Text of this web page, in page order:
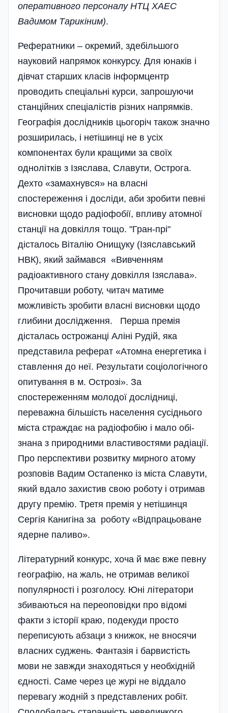
оперативного персоналу НТЦ ХАЕС
Вадимом Тарикіним).
Рефератники – окремий, здебі­льшого
науковий напрямок конкурсу. Для юнаків і
дівчат старших класів інформцентр
проводить спеціальні курси, запрошуючи
станційних спеціалістів різних напрямків.
Географія дослідників цьогоріч також значно
розширилась, і нетішинці не в усіх
компонентах були кращими за своїх
однолітків з Ізяслава, Славути, Острога.
Дехто «замахнувся» на власні
спостереження і дослі­ди, аби зробити певні
висновки щодо радіофобії, впливу атомної
станції на довкілля тощо. "Гран-прі"
дісталось Віталію Онищуку (Ізяславський
НВК), який займався «Вивченням
радіоактивного стану довкілля Ізяслава».
Прочитавши роботу, читач матиме
можливість зробити власні висновки щодо
глибини дослідження. Перша премія
дісталась острожанці Аліні Рудій, яка
представила реферат «Атомна енергетика і
ставлення до неї. Результати соці­ологічного
опитування в м. Острозі». За
спостереженням молодої до­слідниці,
переважна біль­шість населення сусіднього
міста страждає на радіофобію і мало обі­
знана з природними властивостями радіації.
Про перспективи розвитку мирного атому
розповів Вадим Остапенко із міста Славути,
який вдало захистив свою роботу і отримав
другу премію. Третя премія у нетішинця
Сергія Канигіна за роботу «Відпрацьоване
ядерне паливо».
Літературний конкурс, хоча й має вже певну
географію, на жаль, не отримав великої
популярності і розголосу. Юні літератори
збиваються на переоповідки про відомі
факти з історії краю, подекуди просто
переписують абзаци з книжок, не вносячи
власних суджень. Фантазія і барвистість
мови не завжди знаходяться у необхідній
єдності. Саме через це журі не віддало
перевагу жодній з представлених робіт.